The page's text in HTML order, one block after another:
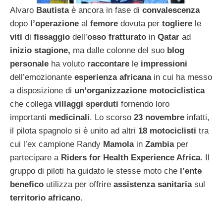
Alvaro Bautistaè ancora in fase di convalescenza
dopo l’operazione al femore dovuta per togliere le
viti di fissaggio dell’osso fratturato in Qatar ad
inizio stagione, ma dalle colonne del suo blog
personale ha voluto raccontare le impressioni
dell’emozionante esperienza africanain cui ha messo
a disposizione di un’organizzazione motociclistica
che collega villaggi sperduti fornendo loro
importanti medicinali. Lo scorso 23 novembre infatti,
il pilota spagnolo si è unito ad altri 18 motociclisti tra
cui l’ex campione Randy Mamolain Zambiaper
partecipare a Riders for Health Experience Africa. Il
gruppo di piloti ha guidato le stesse moto che l’ente
benefico utilizza per offrire assistenza sanitariasul
territorio africano.